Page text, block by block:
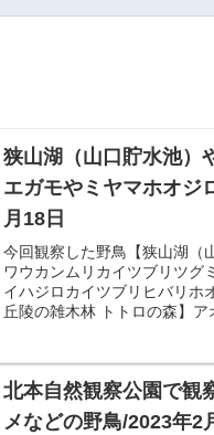
狭山湖（山口貯水池）
エガモやミヤマホオジ
月18日
今回観察した野鳥【狭山湖（
ワウカンムリカイツブリツグ
イハジロカイツブリヒバリホ
丘陵の雑木林 トトロの森】ア
北本自然観察公園で観
メなどの野鳥/2023年2